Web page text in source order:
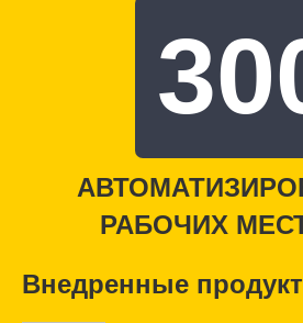
РАБОЧИХ
Внедренные